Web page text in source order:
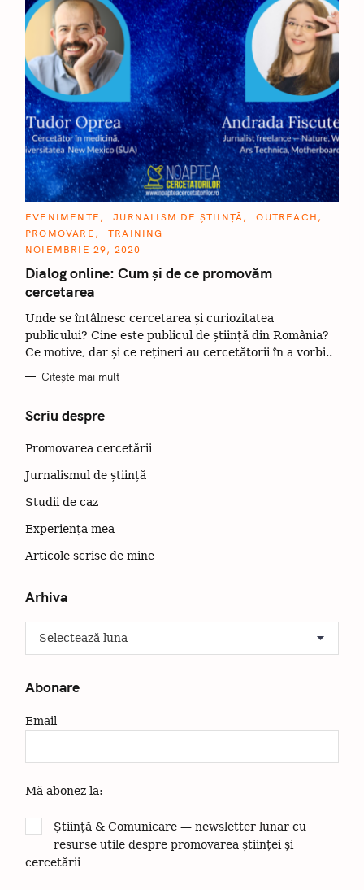
C
T
E
O
R
I
I
EVENIMENTE JURNALISM DE ȘTIINȚĂ
OUTREACH
PROMOVARE
TRAINING
NOIEMBRIE 29, 2020
Dialog online: Cum și de ce promovăm
cercetarea
Unde se întâlnesc cercetarea și curiozitatea
publicului? Cine este publicul de știință din România?
Ce motive, dar și ce rețineri au cercetătorii în a vorbi..
Citește mai mult
Scriu despre
Promovarea cercetării
Jurnalismul de știință
Studii de caz
Experiența mea
Articole scrise de mine
Arhiva
a
Abonare
Email
Mă abonez la:
Știință & Comunicare — newsletter lunar cu
resurse utile despre promovarea științei și
cercetării